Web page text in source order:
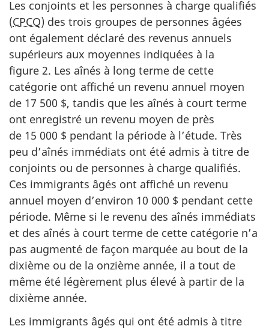
Les conjoints et les personnes à charge qualifiés
(CPCQ) des trois groupes de personnes âgées
ont également déclaré des revenus annuels
supérieurs aux moyennes indiquées à la
figure 2. Les aînés à long terme de cette
catégorie ont affiché un revenu annuel moyen
de 17 500 $, tandis que les aînés à court terme
ont enregistré un revenu moyen de près
de 15 000 $ pendant la période à l’étude. Très
peu d’aînés immédiats ont été admis à titre de
conjoints ou de personnes à charge qualifiés.
Ces immigrants âgés ont affiché un revenu
annuel moyen d’environ 10 000 $ pendant cette
période. Même si le revenu des aînés immédiats
et des aînés à court terme de cette catégorie n’a
pas augmenté de façon marquée au bout de la
dixième ou de la onzième année, il a tout de
même été légèrement plus élevé à partir de la
dixième année.
Les immigrants âgés qui ont été admis à titre